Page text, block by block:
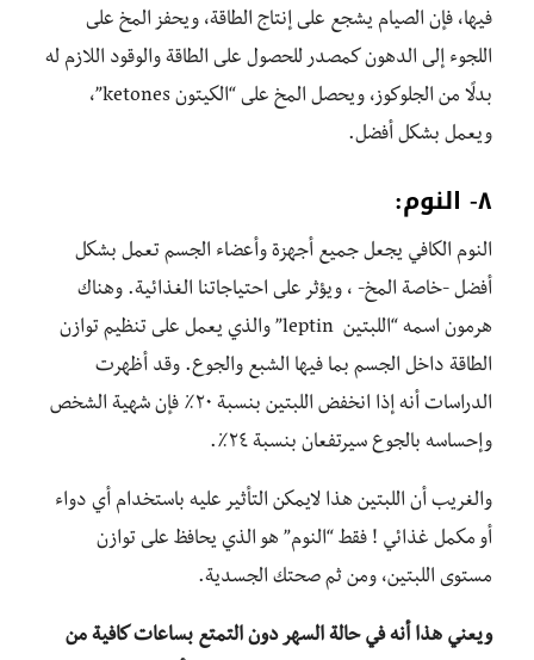
فيها، فإن الصيام يشجع على إنتاج الطاقة، ويحفز المخ على
اللجوء إلى الدهون كمصدر للحصول على الطاقة والوقود اللازم له
بدلًا من الجلوكوز، ويحصل المخ على “الكيتون ketones”،
ويعمل بشكل أفضل.
٨- النوم:
النوم الكافي يجعل جميع أجهزة وأعضاء الجسم تعمل بشكل
أفضل -خاصة المخ- ، ويؤثر على احتياجاتنا الغذائية. وهناك
هرمون اسمه “اللبتين leptin” والذي يعمل على تنظيم توازن
الطاقة داخل الجسم بما فيها الشبع والجوع. وقد أظهرت
الدراسات أنه إذا انخفض اللبتين بنسبة ٢٠٪؜ فإن شهية الشخص
وإحساسه بالجوع سيرتفعان بنسبة ٢٤٪؜.
والغريب أن اللبتين هذا لايمكن التأثير عليه باستخدام أي دواء
أو مكمل غذائي ! فقط “النوم” هو الذي يحافظ على توازن
مستوى اللبتين، ومن ثم صحتك الجسدية.
ويعني هذا أنه في حالة السهر دون التمتع بساعات كافية من